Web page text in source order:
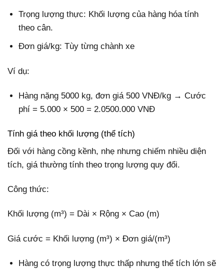
Trọng lượng thực: Khối lượng của hàng hóa tính
theo cân.
Đơn giá/kg: Tùy từng chành xe
Ví dụ:
Hàng nặng 5000 kg, đơn giá 500 VNĐ/kg → Cước
phí = 5.000 × 500 = 2.0500.000 VNĐ
Tính giá theo khối lượng (thể tích)
Đối với hàng cồng kềnh, nhẹ nhưng chiếm nhiều diện
tích, giá thường tính theo trọng lượng quy đổi.
Công thức:
Khối lượng (m³) = Dài × Rộng × Cao (m)
Giá cước = Khối lượng (m³) × Đơn giá/(m³)
Hàng có trọng lượng thực thấp nhưng thể tích lớn sẽ